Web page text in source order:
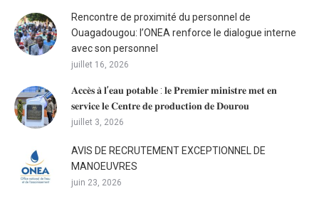
Rencontre de proximité du personnel de
Ouagadougou: l’ONEA renforce le dialogue interne
avec son personnel
juillet 16, 2026
𝐀𝐜𝐜𝐞̀𝐬 𝐚̀ 𝐥’𝐞𝐚𝐮 𝐩𝐨𝐭𝐚𝐛𝐥𝐞 : 𝐥𝐞 𝐏𝐫𝐞𝐦𝐢𝐞𝐫 𝐦𝐢𝐧𝐢𝐬𝐭𝐫𝐞 𝐦𝐞𝐭 𝐞𝐧
𝐬𝐞𝐫𝐯𝐢𝐜𝐞 𝐥𝐞 𝐂𝐞𝐧𝐭𝐫𝐞 𝐝𝐞 𝐩𝐫𝐨𝐝𝐮𝐜𝐭𝐢𝐨𝐧 𝐝𝐞 𝐃𝐨𝐮𝐫𝐨𝐮
juillet 3, 2026
AVIS DE RECRUTEMENT EXCEPTIONNEL DE
MANOEUVRES
juin 23, 2026